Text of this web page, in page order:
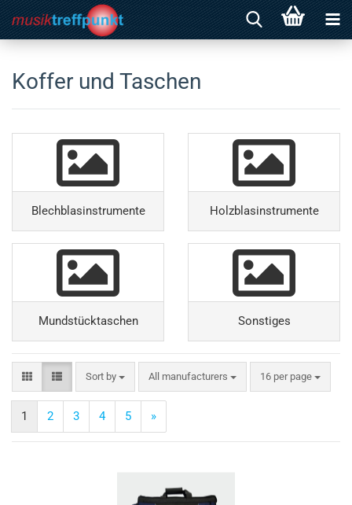
Koffer und Taschen
Blechblasinstrumente Holzblasinstrumente
Mundstücktaschen Sonstiges
Sort by All manufacturers 16 per page
1 2 3 4 5 »